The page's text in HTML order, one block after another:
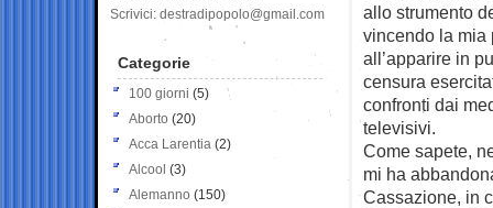
allo strumento
vincendo la mia
all’apparire in
censura
confronti dai
televisivi.
Come sapete,
mi ha
Cassazione, in
Scrivici: destradipopolo@gmail.com
Categorie
100 giorni (5)
Aborto (20)
Acca Larentia (2)
Alcool (3)
Alemanno (150)